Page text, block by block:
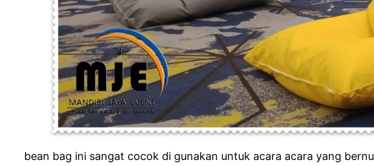
bean bag ini sangat cocok di gunakan untuk acara acara yang